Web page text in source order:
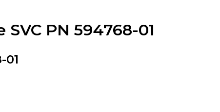
SVC PN 594768-01
01